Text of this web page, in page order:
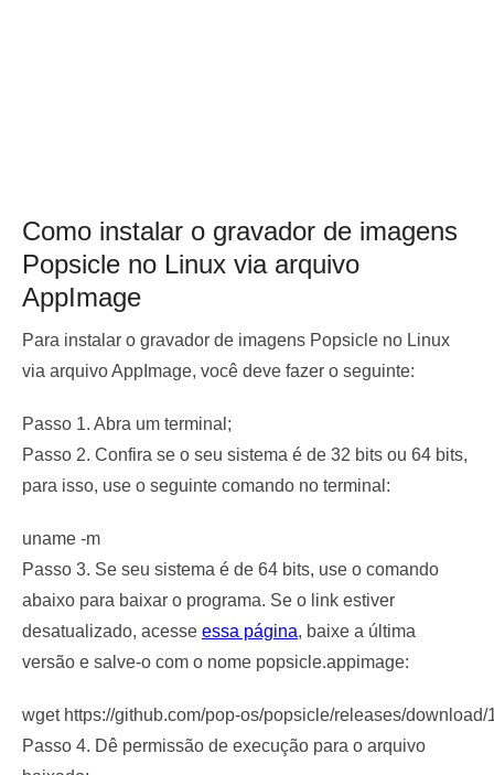
Como instalar o gravador de imagens
Popsicle no Linux via arquivo
AppImage
Para instalar o gravador de imagens Popsicle no Linux
via arquivo AppImage, você deve fazer o seguinte:
Passo 1. Abra um terminal;
Passo 2. Confira se o seu sistema é de 32 bits ou 64 bits,
para isso, use o seguinte comando no terminal:
uname -m
Passo 3. Se seu sistema é de 64 bits, use o comando
abaixo para baixar o programa. Se o link estiver
desatualizado, acesse essa página, baixe a última
versão e salve-o com o nome popsicle.appimage:
wget https://github.com/pop-os/popsicle/releases/
Passo 4. Dê permissão de execução para o arquivo